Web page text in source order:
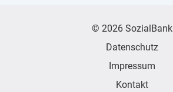
© 2026 SozialBank
Datenschutz
Impressum
Kontakt